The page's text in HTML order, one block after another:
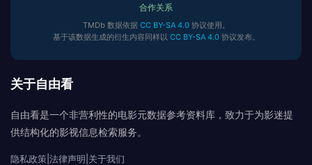
合作关系
TMDb 数据依据 CC BY-SA 4.0协议使用。
基于该数据生成的衍生内容同样以 CC BY-SA 4.0协议发布。
关于自由看
自由看是一个非营利性的电影元数据参考资料库，致力于为影迷提
供结构化的影视信息检索服务。
隐私政策 法律声明 关于我们